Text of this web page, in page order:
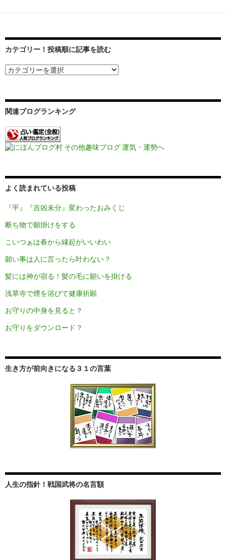
ゲ
シ
ョ
カテゴリー！投稿順に記事を読む
関連ブログランキング
よく読まれている投稿
『平』『吉凶未分』変わったおみくじ
断ち物で願掛けをする
こいつぁは春から縁起がいいわい
願い事は人に言ったら叶わない？
髪には神が宿る！髪の毛に願いを掛ける
浅草寺で煙を浴びて健康祈願
お守りの中身を見ると？
お守りをダウンロード？
生き方が前向きになる３１の言葉
人生の指針！戦国武将の名言額